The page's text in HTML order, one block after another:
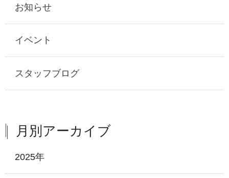
お知らせ
イベント
スタッフブログ
月別アーカイブ
2025年